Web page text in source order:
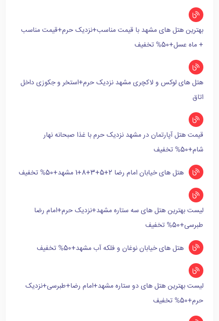
بهترین هتل های مشهد با قیمت مناسب+نزدیک حرم+قیمت مناسب
+ ماه عسل+50% تخفیف
هتل های لوکس و لاکچری مشهد نزدیک حرم+استخر و جکوزی داخل
اتاق
قیمت هتل آپارتمان در مشهد نزدیک حرم با غذا صبحانه نهار
شام+50% تخفیف
هتل های خیابان امام رضا 2+5+3+8+1 مشهد+50% تخفیف
لیست بهترین هتل های سه ستاره مشهد+نزدیک حرم+امام رضا
طبرسی+50% تخفیف
هتل های خیابان نوغان و فلکه آب مشهد+50% تخفیف
لیست بهترین هتل های دو ستاره مشهد+امام رضا+طبرسی+نزدیک
حرم+50% تخفیف